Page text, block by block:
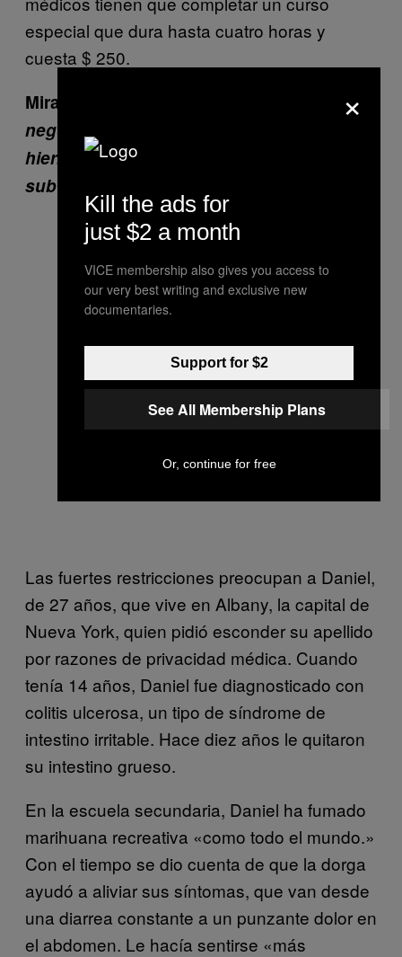
especial que dura hasta cuatro horas y
cuesta $ 250.
Mira el documental de VICE News ‘
negocio de los mil millones de dólares de
hierba en Estados Unidos’ (pronto con
subtítulos en español):
Las fuertes restricciones preocupan a Daniel,
de 27 años, que vive en Albany, la capital de
Nueva York, quien pidió esconder su apellido
por razones de privacidad médica. Cuando
tenía 14 años, Daniel fue diagnosticado con
colitis ulcerosa, un tipo de síndrome de
intestino irritable. Hace diez años le quitaron
su intestino grueso.
En la escuela secundaria, Daniel ha fumado
marihuana recreativa «como todo el mundo.»
Con el tiempo se dio cuenta de que la dorga
ayudó a aliviar sus síntomas, que van desde
una diarrea constante a un punzante dolor en
el abdomen. Le hacía sentirse «más
×
Kill the ads for
just $2 a month
VICE membership also gives you access to
our very best writing and exclusive new
documentaries.
Support for $2
See All Membership Plans
Or, continue for free